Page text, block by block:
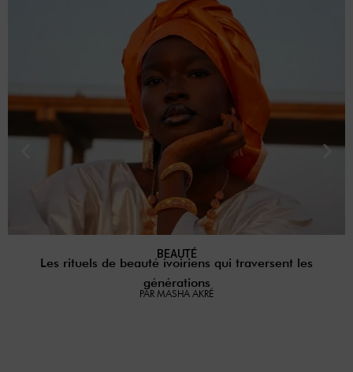
BEAUTÉ
Les rituels de beauté ivoiriens qui traversent les
générations
PAR MASHA AKRÉ